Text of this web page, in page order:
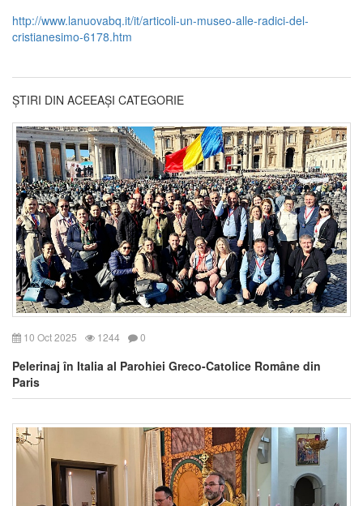
http://www.lanuovabq.it/it/articoli-un-museo-alle-radici-del-
cristianesimo-6178.htm
ȘTIRI DIN ACEEAȘI CATEGORIE
10 Oct 2025 1244 0
Pelerinaj în Italia al Parohiei Greco-Catolice Române din
Paris